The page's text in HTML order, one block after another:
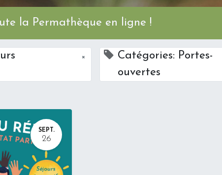
toute la Permathèque en ligne !
×
Catégories: Portes-
ouvertes
SEPT.
26